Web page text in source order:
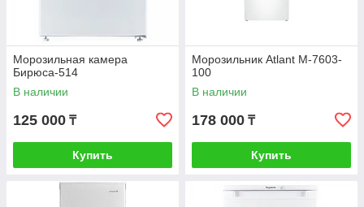
Морозильная камера
Бирюса-514
В наличии
125 000 ₸
Купить
Морозильник Atlant М-7603-
100
В наличии
178 000 ₸
Купить